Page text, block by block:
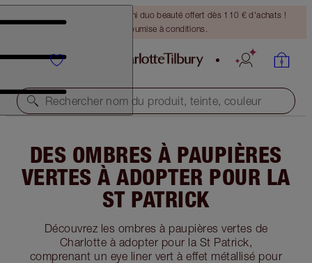
DERNIÈRE CHANCE ! Un mini duo beauté offert dès 110 € d'achats !
Offre soumise à conditions.
Rechercher nom du produit, teinte, couleur
DES OMBRES À PAUPIÈRES
VERTES À ADOPTER POUR LA
ST PATRICK
Découvrez les ombres à paupières vertes de
Charlotte à adopter pour la St Patrick,
comprenant un eye liner vert à effet métallisé pour